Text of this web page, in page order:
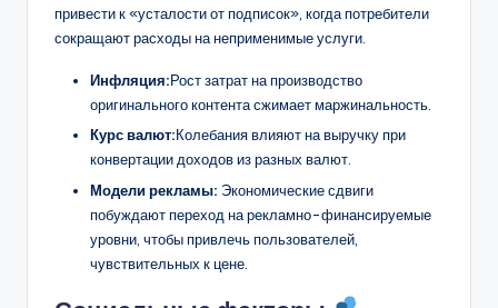
привести к «усталости от подписок», когда потребители
сокращают расходы на неприменимые услуги.
Инфляция:Рост затрат на производство
оригинального контента сжимает маржинальность.
Курс валют:Колебания влияют на выручку при
конвертации доходов из разных валют.
Модели рекламы: Экономические сдвиги
побуждают переход на рекламно-финансируемые
уровни, чтобы привлечь пользователей,
чувствительных к цене.